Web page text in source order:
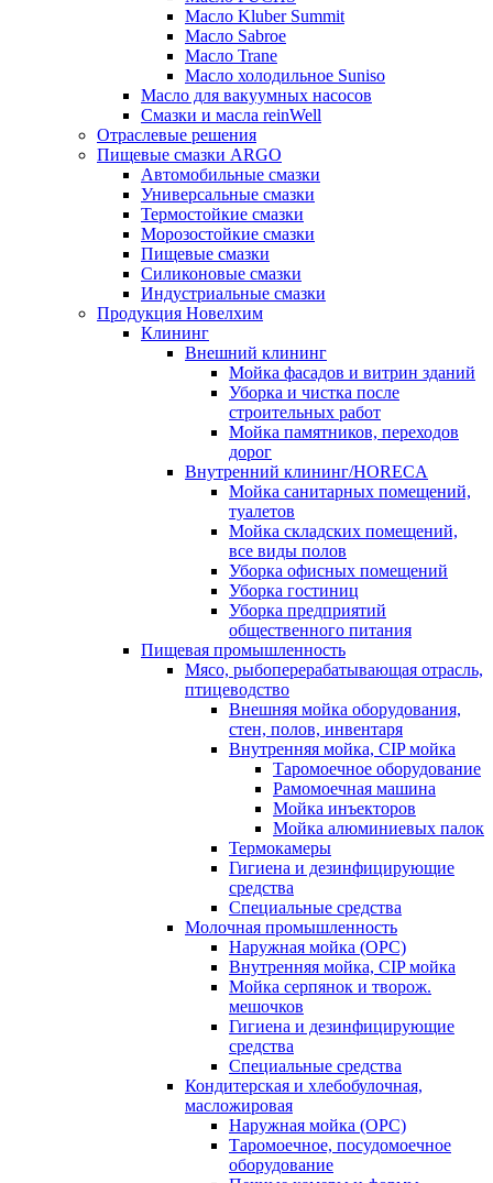
Масло Kluber Summit
Масло Sabroe
Масло Trane
Масло холодильное Suniso
Масло для вакуумных насосов
Смазки и масла reinWell
Отраслевые решения
Пищевые смазки ARGO
Автомобильные смазки
Универсальные смазки
Термостойкие смазки
Морозостойкие смазки
Пищевые смазки
Силиконовые смазки
Индустриальные смазки
Продукция Новелхим
Клининг
Внешний клининг
Мойка фасадов и витрин зданий
Уборка и чистка после
строительных работ
Мойка памятников, переходов
дорог
Внутренний клининг/HORECA
Мойка санитарных помещений,
туалетов
Мойка складских помещений,
все виды полов
Уборка офисных помещений
Уборка гостиниц
Уборка предприятий
общественного питания
Пищевая промышленность
Мясо, рыбоперерабатывающая отрасль,
птицеводство
Внешняя мойка оборудования,
стен, полов, инвентаря
Внутренняя мойка, CIP мойка
Таромоечное оборудование
Рамомоечная машина
Мойка инъекторов
Мойка алюминиевых палок
Термокамеры
Гигиена и дезинфицирующие
средства
Специальные средства
Молочная промышленность
Наружная мойка (ОРС)
Внутренняя мойка, CIP мойка
Мойка серпянок и творож.
мешочков
Гигиена и дезинфицирующие
средства
Специальные средства
Кондитерская и хлебобулочная,
масложировая
Наружная мойка (ОРС)
Таромоечное, посудомоечное
оборудование